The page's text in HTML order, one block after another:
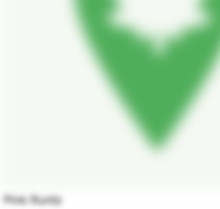
Pink Runtz